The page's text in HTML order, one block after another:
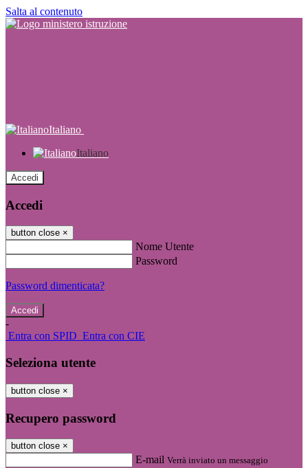
Salta al contenuto
Italiano
Italiano
Accedi
Accedi
button close ×
Nome Utente
Password
Password dimenticata?
-
Entra con SPID Entra con CIE
Seleziona utente
button close ×
Recupero password
button close ×
E-mail Verrà inviato un messaggio